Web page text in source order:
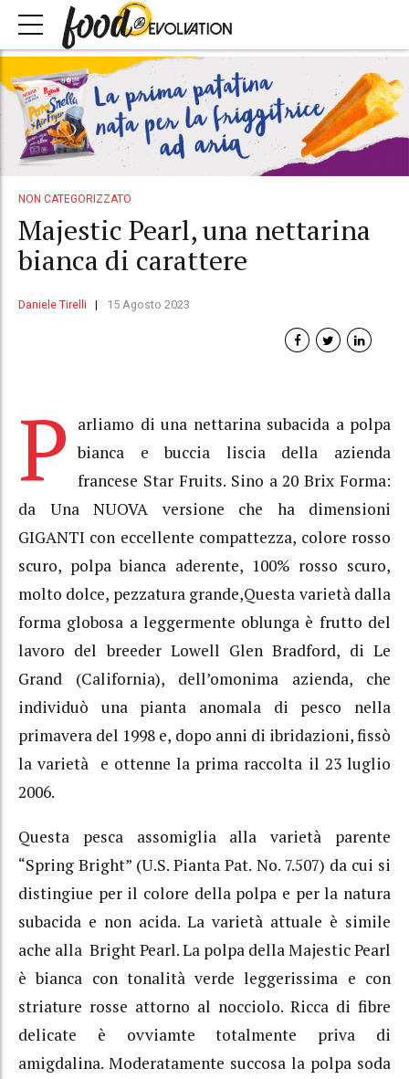
NON CATEGORIZZATO
Majestic Pearl, una nettarina
bianca di carattere
Daniele Tirelli 15 Agosto 2023
P
arliamo di una nettarina subacida a polpa
bianca e buccia liscia della azienda
francese Star Fruits. Sino a 20 Brix Forma:
da Una NUOVA versione che ha dimensioni
GIGANTI con eccellente compattezza, colore rosso
scuro, polpa bianca aderente, 100% rosso scuro,
molto dolce, pezzatura grande,Questa varietà dalla
forma globosa a leggermente oblunga è frutto del
lavoro del breeder Lowell Glen Bradford, di Le
Grand (California), dell’omonima azienda, che
individuò una pianta anomala di pesco nella
primavera del 1998 e, dopo anni di ibridazioni, fissò
la varietà e ottenne la prima raccolta il 23 luglio
2006.
Questa pesca assomiglia alla varietà parente
“Spring Bright” (U.S. Pianta Pat. No. 7.507) da cui si
distingiue per il colore della polpa e per la natura
subacida e non acida. La varietà attuale è simile
ache alla Bright Pearl. La polpa della Majestic Pearl
è bianca con tonalità verde leggerissima e con
striature rosse attorno al nocciolo. Ricca di fibre
delicate è ovviamte totalmente priva di
amigdalina. Moderatamente succosa la polpa soda